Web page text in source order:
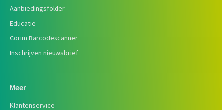
Aanbiedingsfolder
Educatie
Corim Barcodescanner
Inschrijven nieuwsbrief
Meer
Klantenservice